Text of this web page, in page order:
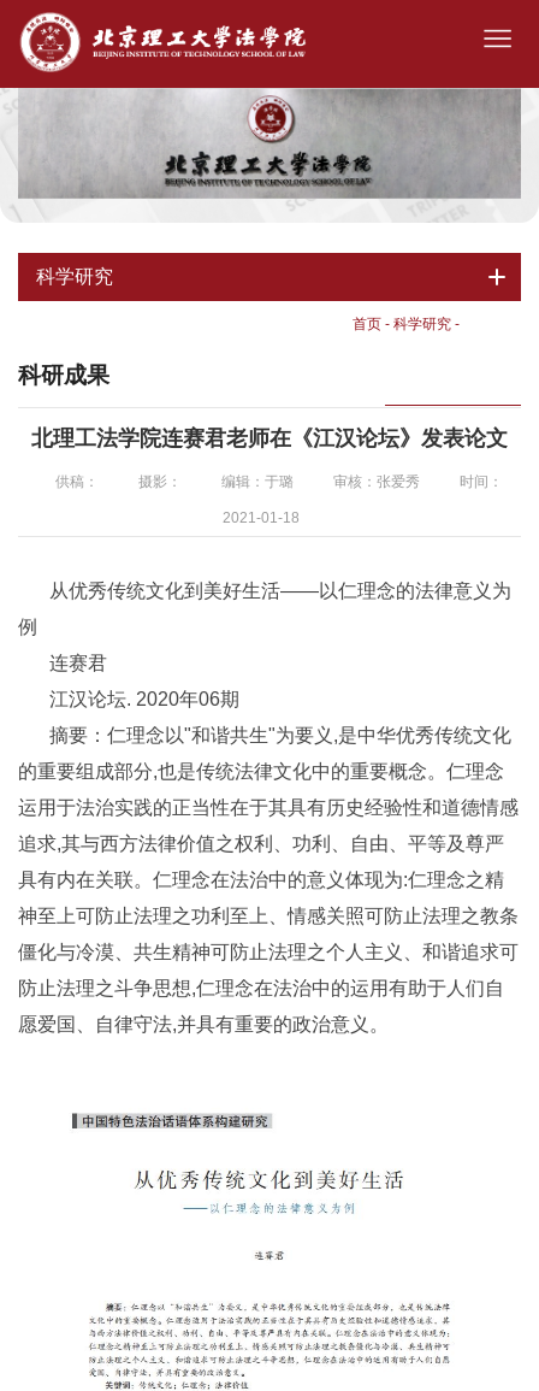
科学研究
首页 - 科学研究 -
科研成果
北理工法学院连赛君老师在《江汉论坛》发表论文
供稿： 摄影： 编辑：于璐 审核：张爱秀 时间：
2021-01-18
从优秀传统文化到美好生活——以仁理念的法律意义为
例
连赛君
江汉论坛. 2020年06期
摘要：仁理念以"和谐共生"为要义,是中华优秀传统文化
的重要组成部分,也是传统法律文化中的重要概念。仁理念
运用于法治实践的正当性在于其具有历史经验性和道德情感
追求,其与西方法律价值之权利、功利、自由、平等及尊严
具有内在关联。仁理念在法治中的意义体现为:仁理念之精
神至上可防止法理之功利至上、情感关照可防止法理之教条
僵化与冷漠、共生精神可防止法理之个人主义、和谐追求可
防止法理之斗争思想,仁理念在法治中的运用有助于人们自
愿爱国、自律守法,并具有重要的政治意义。